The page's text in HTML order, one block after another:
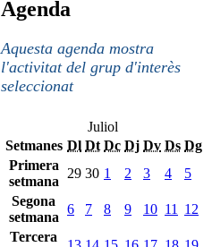
Agenda
Aquesta agenda mostra
l'activitat del grup d'interès
seleccionat
Juliol
Setmanes Dl Dt Dc Dj Dv Ds Dg
Primera
setmana
29 30 1 2 3 4
5
Segona
setmana
6 7 8 9 10 11
12
Tercera